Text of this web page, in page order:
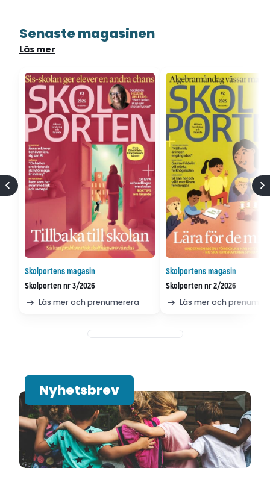
Senaste magasinen
Läs mer
Skolportens magasin
Skolporten nr 3/2026
Läs mer och prenumerera
Skolportens magasin
Skolporten nr 2/2026
Läs mer och
Nyhetsbrev